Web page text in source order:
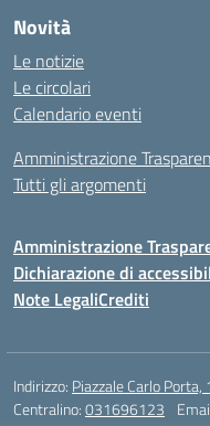
Novità
Le notizie
Le circolari
Calendario eventi
Amministrazione
Tutti gli argomenti
Amministrazione
Dichiarazione di
Note LegaliCrediti
Indirizzo: Piazzale Carlo
Centralino:031696123